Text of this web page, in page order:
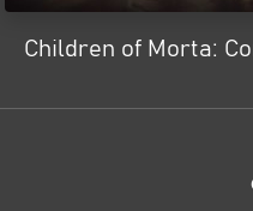
Children of Morta: